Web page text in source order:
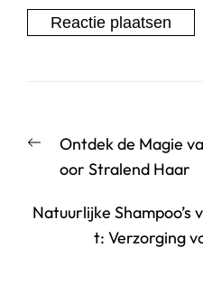
Vorige
bericht:
Ontdek de Magie
oor Stralend Haar
Natuurlijke Shampoo’s
t: Verzorging